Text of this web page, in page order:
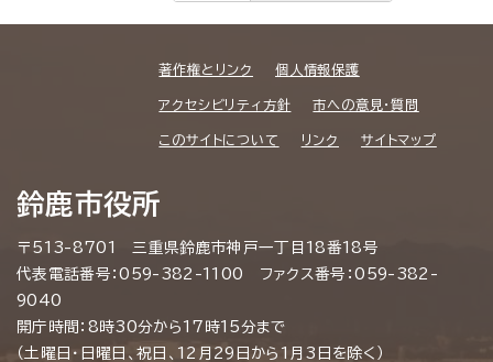
著作権とリンク 個人情報保護
アクセシビリティ方針 市への意見・質問
このサイトについて リンク サイトマップ
鈴鹿市役所
〒513-8701 三重県鈴鹿市神戸一丁目18番18号
代表電話番号：059-382-1100 ファクス番号：059-382-
9040
開庁時間：8時30分から17時15分まで
（土曜日・日曜日、祝日、12月29日から1月3日を除く）